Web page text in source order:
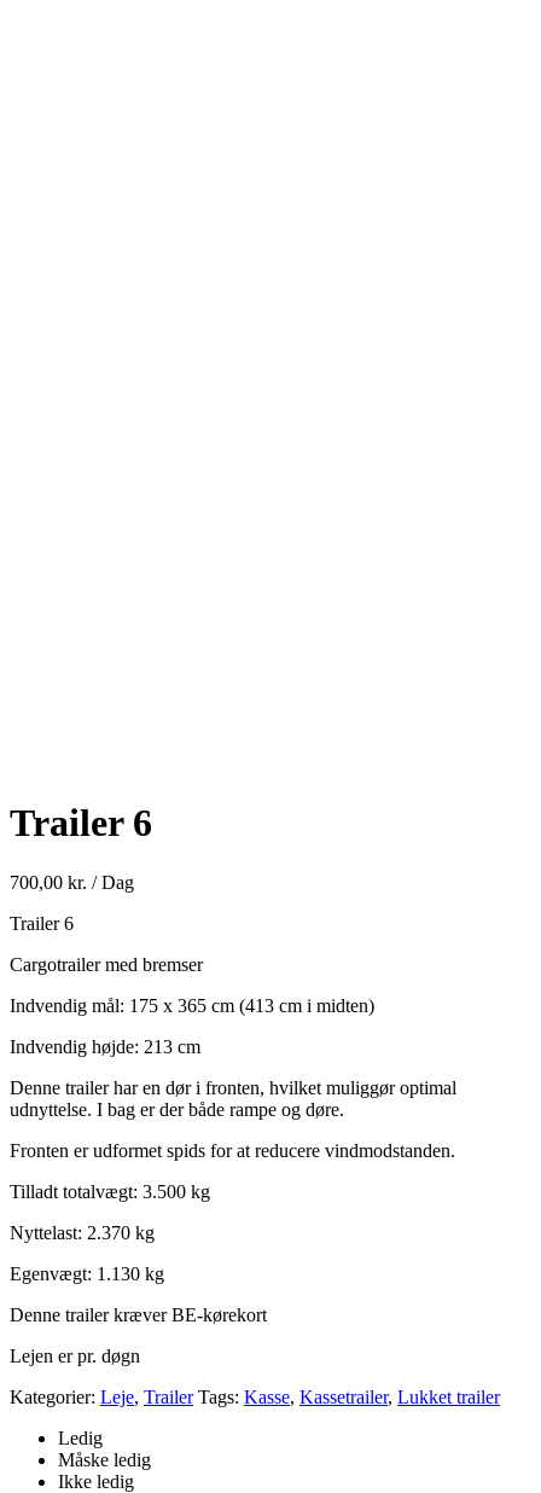
Trailer 6
700,00 kr. / Dag
Trailer 6
Cargotrailer med bremser
Indvendig mål: 175 x 365 cm (413 cm i midten)
Indvendig højde: 213 cm
Denne trailer har en dør i fronten, hvilket muliggør optimal
udnyttelse. I bag er der både rampe og døre.
Fronten er udformet spids for at reducere vindmodstanden.
Tilladt totalvægt: 3.500 kg
Nyttelast: 2.370 kg
Egenvægt: 1.130 kg
Denne trailer kræver BE-kørekort
Lejen er pr. døgn
Kategorier: Leje, Trailer Tags: Kasse, Kassetrailer, Lukket trailer
Ledig
Måske ledig
Ikke ledig